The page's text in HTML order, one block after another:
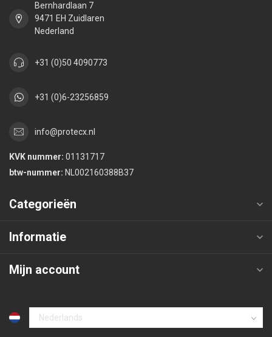
Bernhardlaan 7
9471 EH Zuidlaren
Nederland
+31 (0)50 4090773
+31 (0)6-23256859
info@protecx.nl
KVK nummer: 01131717
btw-nummer: NL002160388B37
Categorieën
Informatie
Mijn account